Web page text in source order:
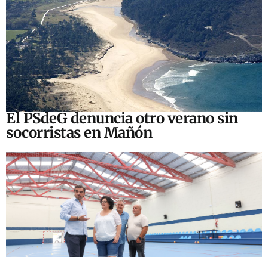
El PSdeG denuncia otro verano sin
socorristas en Mañón